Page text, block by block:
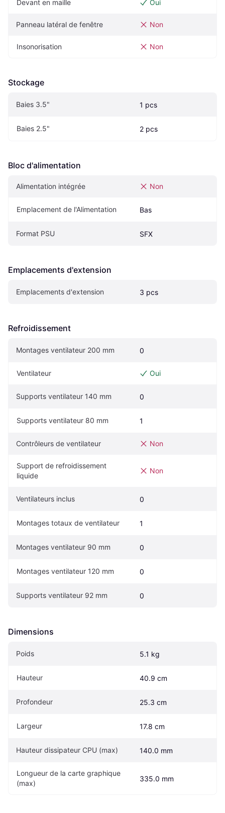
Devant en maille Oui
Panneau latéral de fenêtre Non
Insonorisation Non
Stockage
Baies 3.5" 1 pcs
Baies 2.5" 2 pcs
Bloc d'alimentation
Alimentation intégrée Non
Emplacement de l'Alimentation Bas
Format PSU SFX
Emplacements d'extension
Emplacements d'extension 3 pcs
Refroidissement
Montages ventilateur 200 mm 0
Ventilateur Oui
Supports ventilateur 140 mm 0
Supports ventilateur 80 mm 1
Contrôleurs de ventilateur Non
Support de refroidissement
liquide
Non
Ventilateurs inclus 0
Montages totaux de ventilateur 1
Montages ventilateur 90 mm 0
Montages ventilateur 120 mm 0
Supports ventilateur 92 mm 0
Dimensions
Poids 5.1 kg
Hauteur 40.9 cm
Profondeur 25.3 cm
Largeur 17.8 cm
Hauteur dissipateur CPU (max) 140.0 mm
Longueur de la carte graphique
(max)
335.0 mm